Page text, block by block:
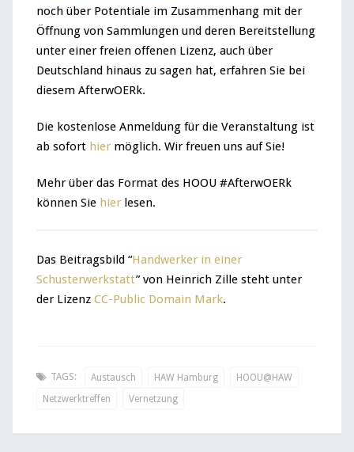
noch über Potentiale im Zusammenhang mit der
Öffnung von Sammlungen und deren Bereitstellung
unter einer freien offenen Lizenz, auch über
Deutschland hinaus zu sagen hat, erfahren Sie bei
diesem AfterwOERk.
Die kostenlose Anmeldung für die Veranstaltung ist
ab sofort hier möglich. Wir freuen uns auf Sie!
Mehr über das Format des HOOU #AfterwOERk
können Sie hier lesen.
Das Beitragsbild “Handwerker in einer
Schusterwerkstatt” von Heinrich Zille steht unter
der Lizenz CC-Public Domain Mark.
TAGS: Austausch HAW Hamburg
HOOU@HAW
Netzwerktreffen
Vernetzung